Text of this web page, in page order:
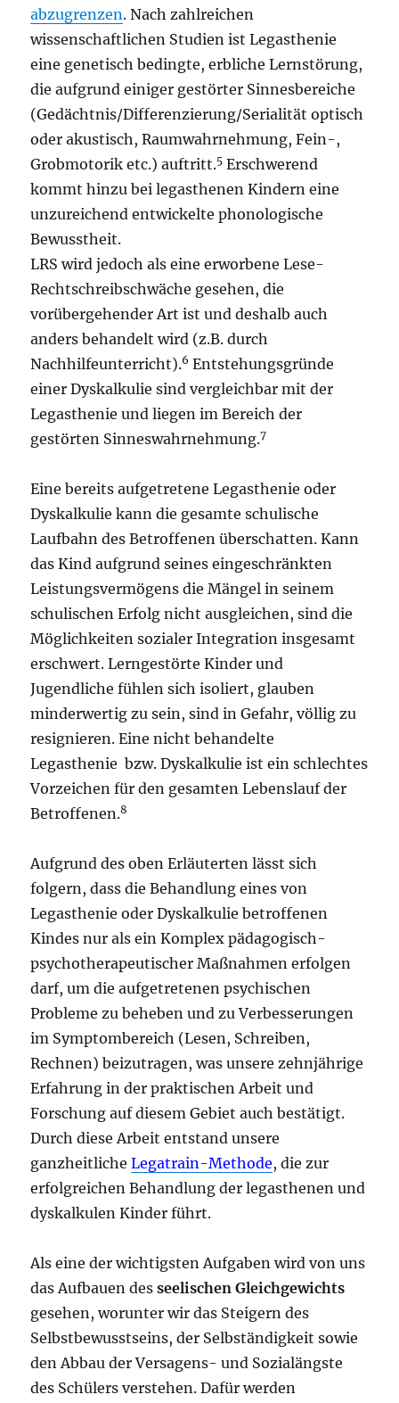
abzugrenzen. Nach zahlreichen
wissenschaftlichen Studien ist Legasthenie
eine genetisch bedingte, erbliche Lernstörung,
die aufgrund einiger gestörter Sinnesbereiche
(Gedächtnis/Differenzierung/Serialität optisch
oder akustisch, Raumwahrnehmung, Fein-,
Grobmotorik etc.) auftritt.5 Erschwerend
kommt hinzu bei legasthenen Kindern eine
unzureichend entwickelte phonologische
Bewusstheit.
LRS wird jedoch als eine erworbene Lese-
Rechtschreibschwäche gesehen, die
vorübergehender Art ist und deshalb auch
anders behandelt wird (z.B. durch
Nachhilfeunterricht).6 Entstehungsgründe
einer Dyskalkulie sind vergleichbar mit der
Legasthenie und liegen im Bereich der
gestörten Sinneswahrnehmung.7
Eine bereits aufgetretene Legasthenie oder
Dyskalkulie kann die gesamte schulische
Laufbahn des Betroffenen überschatten. Kann
das Kind aufgrund seines eingeschränkten
Leistungsvermögens die Mängel in seinem
schulischen Erfolg nicht ausgleichen, sind die
Möglichkeiten sozialer Integration insgesamt
erschwert. Lerngestörte Kinder und
Jugendliche fühlen sich isoliert, glauben
minderwertig zu sein, sind in Gefahr, völlig zu
resignieren. Eine nicht behandelte
Legasthenie bzw. Dyskalkulie ist ein schlechtes
Vorzeichen für den gesamten Lebenslauf der
Betroffenen.8
Aufgrund des oben Erläuterten lässt sich
folgern, dass die Behandlung eines von
Legasthenie oder Dyskalkulie betroffenen
Kindes nur als ein Komplex pädagogisch-
psychotherapeutischer Maßnahmen erfolgen
darf, um die aufgetretenen psychischen
Probleme zu beheben und zu Verbesserungen
im Symptombereich (Lesen, Schreiben,
Rechnen) beizutragen, was unsere zehnjährige
Erfahrung in der praktischen Arbeit und
Forschung auf diesem Gebiet auch bestätigt.
Durch diese Arbeit entstand unsere
ganzheitlicheLegatrain-Methode, die zur
erfolgreichen Behandlung der legasthenen und
dyskalkulen Kinder führt.
Als eine der wichtigsten Aufgaben wird von uns
das Aufbauen desseelischen Gleichgewichts
gesehen, worunter wir das Steigern des
Selbstbewusstseins, der Selbständigkeit sowie
den Abbau der Versagens- und Sozialängste
des Schülers verstehen. Dafür werden